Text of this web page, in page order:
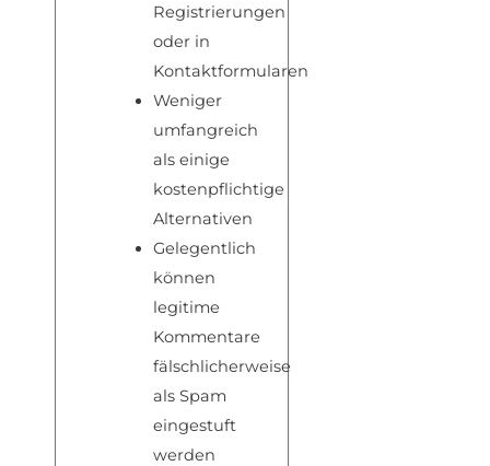
Registrierungen
oder in
Kontaktformularen
Weniger
umfangreich
als einige
kostenpflichtige
Alternativen
Gelegentlich
können
legitime
Kommentare
fälschlicherweise
als Spam
eingestuft
werden